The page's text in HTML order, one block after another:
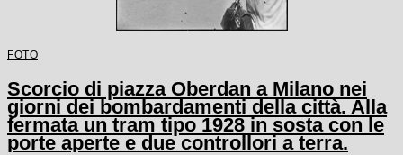
FOTO
Scorcio di piazza Oberdan a Milano nei
giorni dei bombardamenti della città. Alla
fermata un tram tipo 1928 in sosta con le
porte aperte e due controllori a terra.